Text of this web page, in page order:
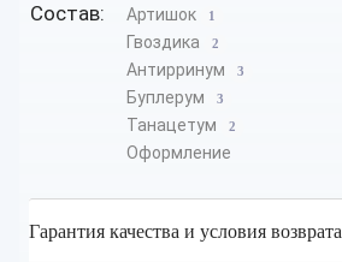
Состав: Артишок 1
Гвоздика 2
Антирринум 3
Буплерум 3
Танацетум 2
Оформление
Гарантия качества и условия возврата